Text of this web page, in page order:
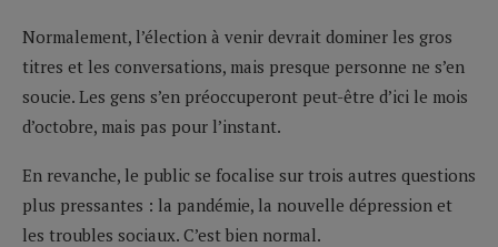
Normalement, l’élection à venir devrait dominer les gros
titres et les conversations, mais presque personne ne s’en
soucie. Les gens s’en préoccuperont peut-être d’ici le mois
d’octobre, mais pas pour l’instant.
En revanche, le public se focalise sur trois autres questions
plus pressantes : la pandémie, la nouvelle dépression et
les troubles sociaux. C’est bien normal.